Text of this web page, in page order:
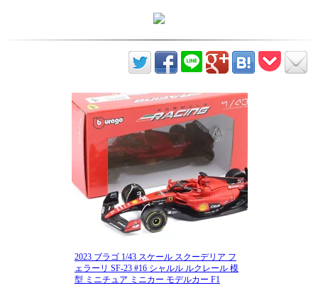
2023 ブラゴ 1/43 スケール スクーデリア フ
ェラーリ SF-23 #16 シャルル ルクレール 模
型 ミニチュア ミニカー モデルカー F1